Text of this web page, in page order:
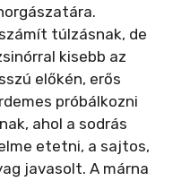
túlzásnak, de
kisebb az
előkén, erős
próbálkozni
ahol a sodrás
etetni, a sajtos,
javasolt. A márna